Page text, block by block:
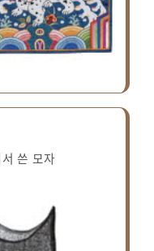
쓴 모자